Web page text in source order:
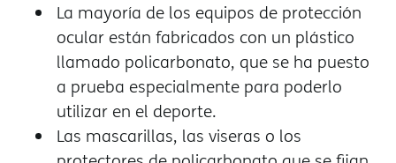
La mayoría de los equipos de protección
ocular están fabricados con un plástico
llamado policarbonato, que se ha puesto
a prueba especialmente para poderlo
utilizar en el deporte.
Las mascarillas, las viseras o los